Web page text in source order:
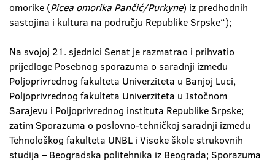
omorike (Picea omorika Pančić/Purkyne) iz predhodnih
sastojina i kultura na području Republike Srpske“);
Na svojoj 21. sjednici Senat je razmatrao i prihvatio
prijedloge Posebnog sporazuma o saradnji između
Poljoprivrednog fakulteta Univerziteta u Banjoj Luci,
Poljoprivrednog fakulteta Univerziteta u Istočnom
Sarajevu i Poljoprivrednog instituta Republike Srpske;
zatim Sporazuma o poslovno-tehničkoj saradnji između
Tehnološkog fakulteta UNBL i Visoke škole strukovnih
studija – Beogradska politehnika iz Beograda; Sporazuma